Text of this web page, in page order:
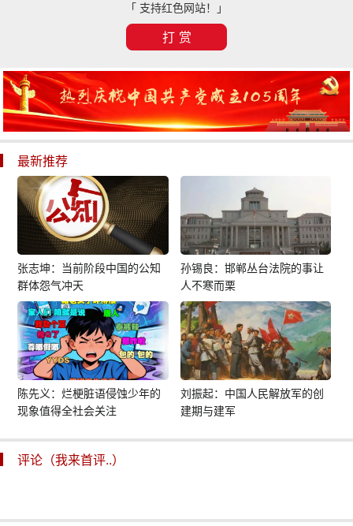
「 支持红色网站！」
打 赏
最新推荐
张志坤：当前阶段中国的公知
群体怨气冲天
孙锡良：邯郸丛台法院的事让
人不寒而栗
陈先义：烂梗脏语侵蚀少年的
现象值得全社会关注
刘振起：中国人民解放军的创
建期与建军
评论（我来首评..）